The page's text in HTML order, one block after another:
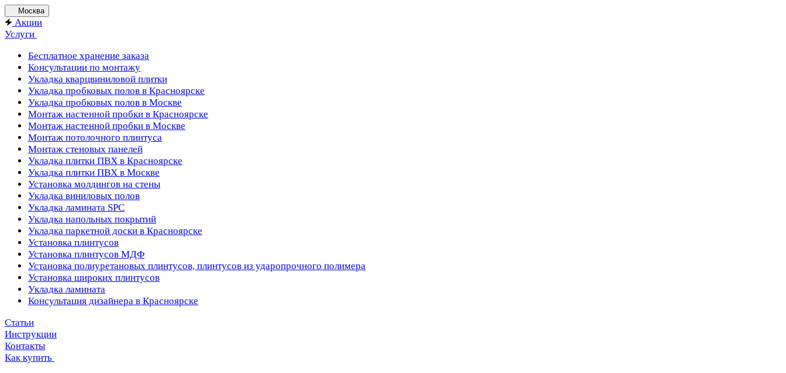
Москва
Акции
Услуги
Бесплатное хранение заказа
Консультации по монтажу
Укладка кварцвиниловой плитки
Укладка пробковых полов в Красноярске
Укладка пробковых полов в Москве
Монтаж настенной пробки в Красноярске
Монтаж настенной пробки в Москве
Монтаж потолочного плинтуса
Монтаж стеновых панелей
Укладка плитки ПВХ в Красноярске
Укладка плитки ПВХ в Москве
Установка молдингов на стены
Укладка виниловых полов
Укладка ламината SPC
Укладка напольных покрытий
Укладка паркетной доски в Красноярске
Установка плинтусов
Установка плинтусов МДФ
Установка полиуретановых плинтусов, плинтусов из ударопрочного полимера
Установка широких плинтусов
Укладка ламината
Консультация дизайнера в Красноярске
Статьи
Инструкции
Контакты
Как купить